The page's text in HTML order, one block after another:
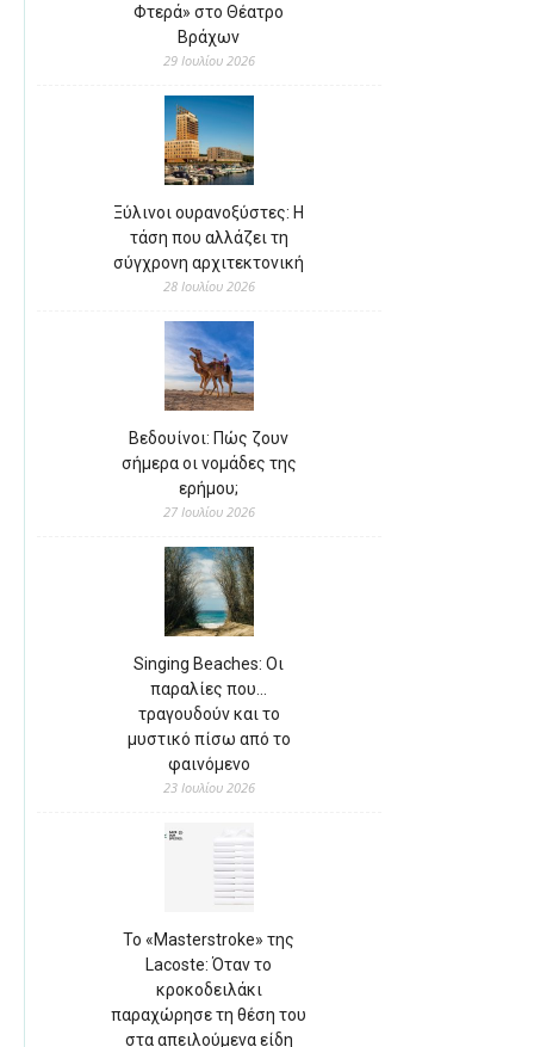
Φτερά» στο Θέατρο
Βράχων
29 Ιουλίου 2026
Ξύλινοι ουρανοξύστες: Η
τάση που αλλάζει τη
σύγχρονη αρχιτεκτονική
28 Ιουλίου 2026
Βεδουίνοι: Πώς ζουν
σήμερα οι νομάδες της
ερήμου;
27 Ιουλίου 2026
Singing Beaches: Οι
παραλίες που…
τραγουδούν και το
μυστικό πίσω από το
φαινόμενο
23 Ιουλίου 2026
Το «Masterstroke» της
Lacoste: Όταν το
κροκοδειλάκι
παραχώρησε τη θέση του
στα απειλούμενα είδη